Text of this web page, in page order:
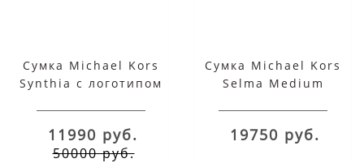
Сумка Michael Kors
Synthia с логотипом
11990 руб.
50000 руб.
Сумка Michael Kors
Selma Medium
19750 руб.